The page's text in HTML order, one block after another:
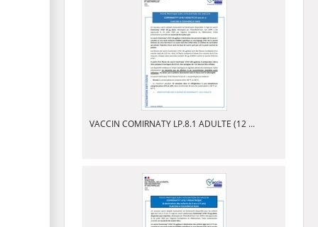
VACCIN COMIRNATY LP.8.1 ADULTE (12 ...